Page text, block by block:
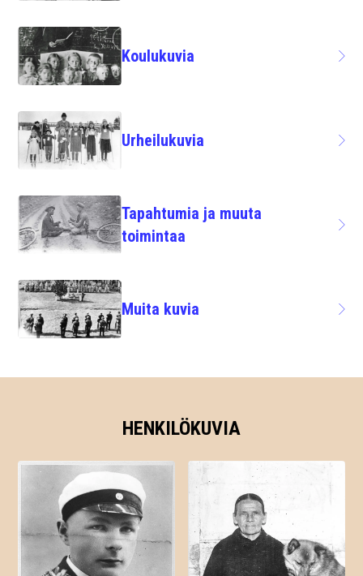
Koulukuvia
Urheilukuvia
Tapahtumia ja muuta
toimintaa
Muita kuvia
HENKILÖKUVIA